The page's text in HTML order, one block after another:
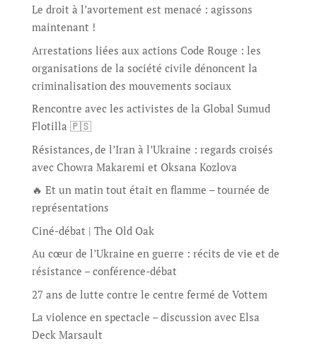
Le droit à l’avortement est menacé : agissons
maintenant !
Arrestations liées aux actions Code Rouge : les
organisations de la société civile dénoncent la
criminalisation des mouvements sociaux
Rencontre avec les activistes de la Global Sumud
Flotilla 🇵🇸
Résistances, de l’Iran à l’Ukraine : regards croisés
avec Chowra Makaremi et Oksana Kozlova
🔥 Et un matin tout était en flamme – tournée de
représentations
Ciné-débat | The Old Oak
Au cœur de l’Ukraine en guerre : récits de vie et de
résistance – conférence-débat
27 ans de lutte contre le centre fermé de Vottem
La violence en spectacle – discussion avec Elsa
Deck Marsault